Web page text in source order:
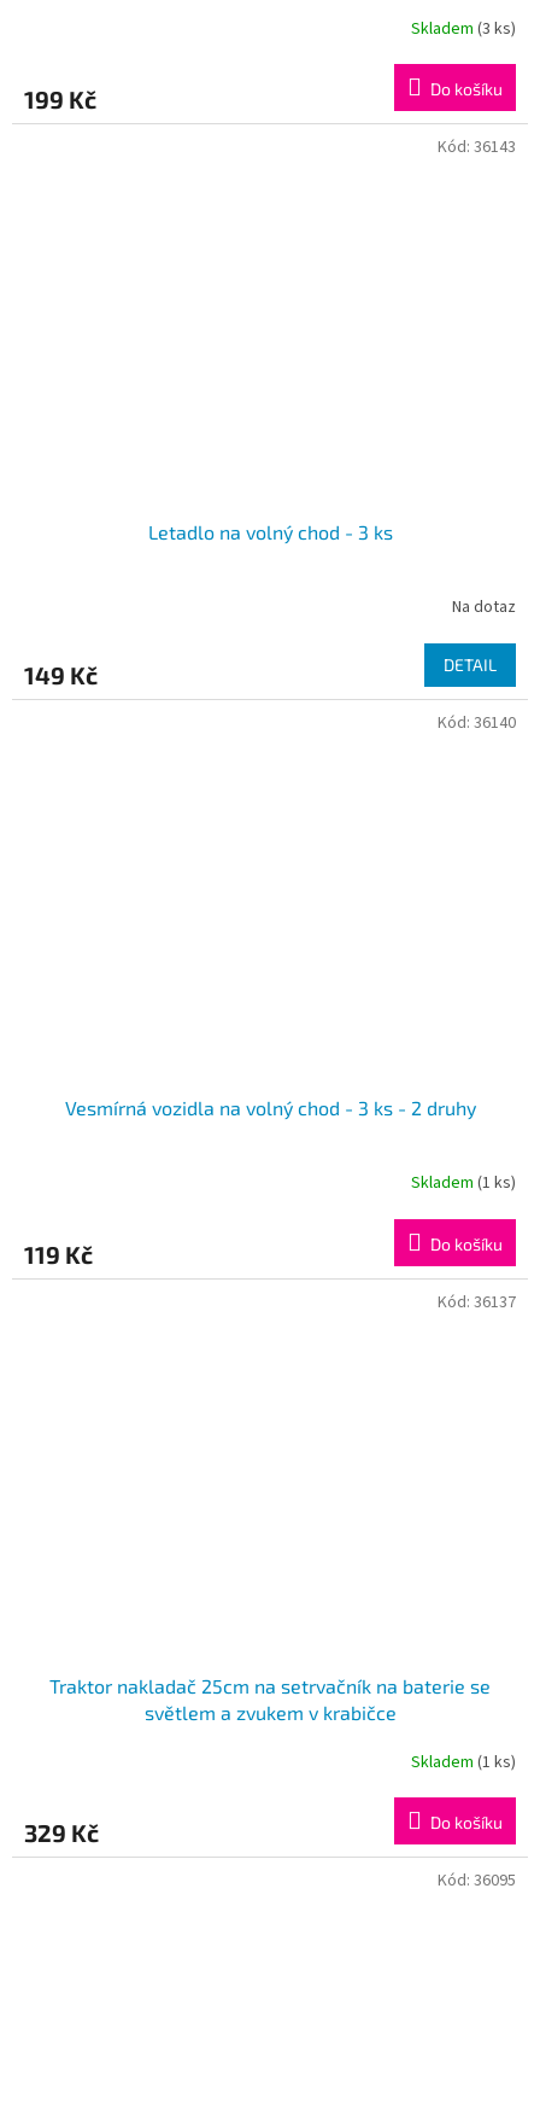
Skladem (3 ks)
199 Kč Do košíku
Letadlo na volný chod - 3 ks
Na dotaz
149 Kč DETAIL
Kód: 36143
Vesmírná vozidla na volný chod - 3 ks - 2 druhy
Skladem (1 ks)
119 Kč Do košíku
Kód: 36140
Traktor nakladač 25cm na setrvačník na baterie se
světlem a zvukem v krabičce
Skladem (1 ks)
329 Kč Do košíku
Kód: 36137
Kód: 36095